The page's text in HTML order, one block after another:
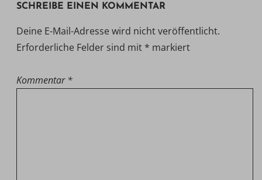
SCHREIBE EINEN KOMMENTAR
Deine E-Mail-Adresse wird nicht veröffentlicht.
Erforderliche Felder sind mit * markiert
Kommentar *